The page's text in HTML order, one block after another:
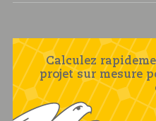
Calculez
projet sur mesure